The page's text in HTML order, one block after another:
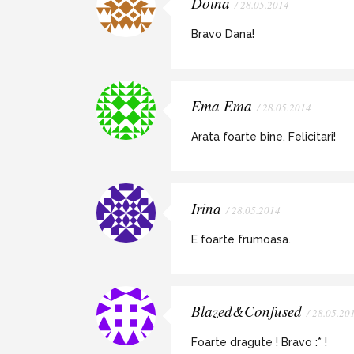
/ 28.05.2014
Bravo Dana!
Ema Ema / 28.05.2014
Arata foarte bine. Felicitari!
Irina / 28.05.2014
E foarte frumoasa.
Blazed&Confused /
Foarte dragute ! Bravo :* !